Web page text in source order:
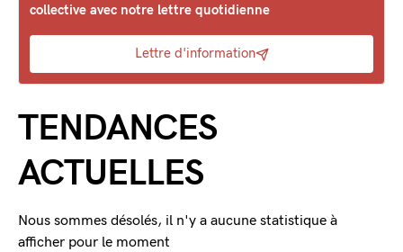
collective avec notre lettre quotidienne
Lettre d'information
TENDANCES
ACTUELLES
Nous sommes désolés, il n'y a aucune statistique à
afficher pour le moment